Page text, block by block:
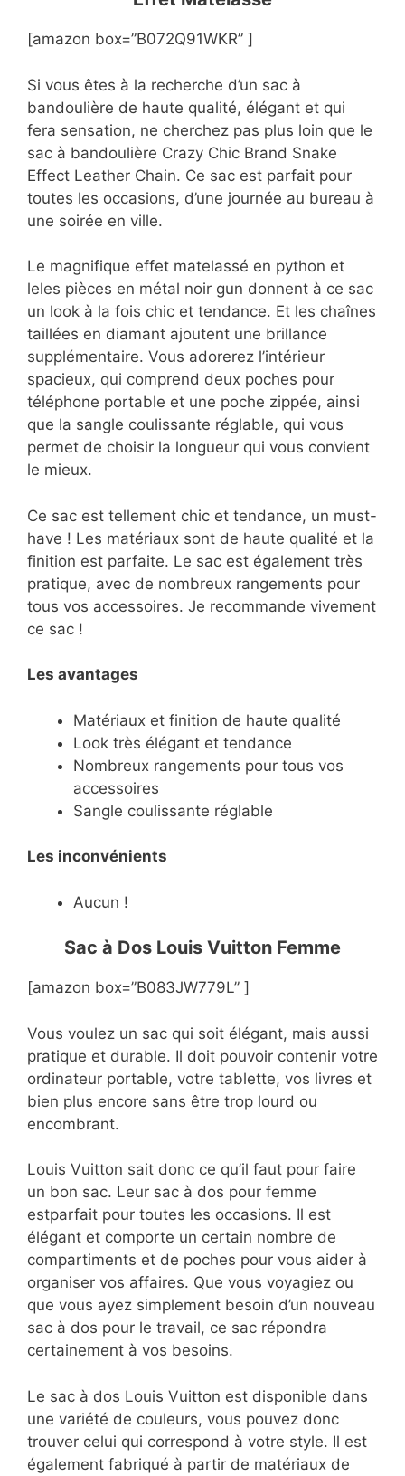
[amazon box=”B072Q91WKR” ]
Si vous êtes à la recherche d’un sac à
bandoulière de haute qualité, élégant et qui
fera sensation, ne cherchez pas plus loin que le
sac à bandoulière Crazy Chic Brand Snake
Effect Leather Chain. Ce sac est parfait pour
toutes les occasions, d’une journée au bureau à
une soirée en ville.
Le magnifique effet matelassé en python et
leles pièces en métal noir gun donnent à ce sac
un look à la fois chic et tendance. Et les chaînes
taillées en diamant ajoutent une brillance
supplémentaire. Vous adorerez l’intérieur
spacieux, qui comprend deux poches pour
téléphone portable et une poche zippée, ainsi
que la sangle coulissante réglable, qui vous
permet de choisir la longueur qui vous convient
le mieux.
Ce sac est tellement chic et tendance, un must-
have ! Les matériaux sont de haute qualité et la
finition est parfaite. Le sac est également très
pratique, avec de nombreux rangements pour
tous vos accessoires. Je recommande vivement
ce sac !
Les avantages
Matériaux et finition de haute qualité
Look très élégant et tendance
Nombreux rangements pour tous vos
accessoires
Sangle coulissante réglable
Les inconvénients
Aucun !
Sac à Dos Louis Vuitton Femme
[amazon box=”B083JW779L” ]
Vous voulez un sac qui soit élégant, mais aussi
pratique et durable. Il doit pouvoir contenir votre
ordinateur portable, votre tablette, vos livres et
bien plus encore sans être trop lourd ou
encombrant.
Louis Vuitton sait donc ce qu’il faut pour faire
un bon sac. Leur sac à dos pour femme
estparfait pour toutes les occasions. Il est
élégant et comporte un certain nombre de
compartiments et de poches pour vous aider à
organiser vos affaires. Que vous voyagiez ou
que vous ayez simplement besoin d’un nouveau
sac à dos pour le travail, ce sac répondra
certainement à vos besoins.
Le sac à dos Louis Vuitton est disponible dans
une variété de couleurs, vous pouvez donc
trouver celui qui correspond à votre style. Il est
également fabriqué à partir de matériaux de